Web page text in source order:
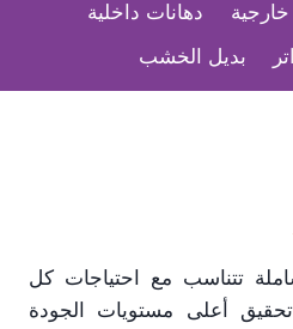
دهانات داخلية
بديل الخشب
تتناسب مع احتياجات كل
أعلى مستويات الجودة